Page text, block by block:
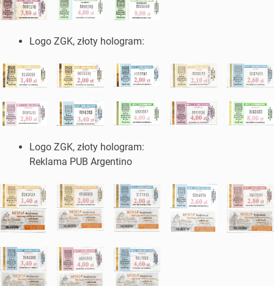
Logo ZGK, złoty hologram:
Logo ZGK, złoty hologram:
Reklama PUB Argentino